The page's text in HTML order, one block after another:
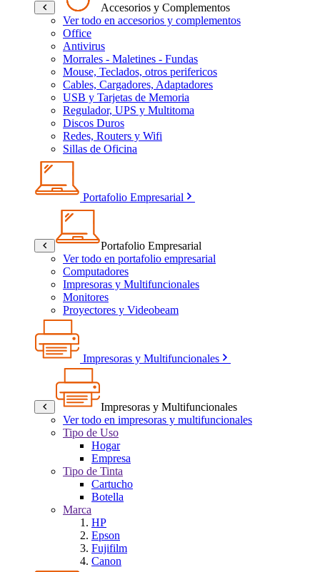
Accesorios y Complementos
Ver todo en accesorios y complementos
Office
Antivirus
Morrales - Maletines - Fundas
Mouse, Teclados, otros perifericos
Cables, Cargadores, Adaptadores
USB y Tarjetas de Memoria
Regulador, UPS y Multitoma
Discos Duros
Redes, Routers y Wifi
Sillas de Oficina
Portafolio Empresarial
Portafolio Empresarial
Ver todo en portafolio empresarial
Computadores
Impresoras y Multifuncionales
Monitores
Proyectores y Videobeam
Impresoras y Multifuncionales
Impresoras y Multifuncionales
Ver todo en impresoras y multifuncionales
Tipo de Uso
Hogar
Empresa
Tipo de Tinta
Cartucho
Botella
Marca
HP
Epson
Fujifilm
Canon